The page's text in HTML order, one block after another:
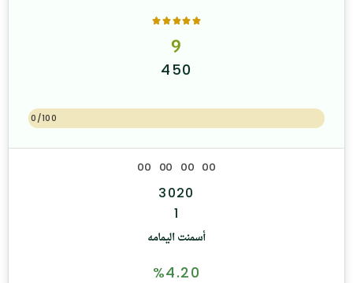
9
450
0/100
أسمنت اليمامه
%4.20
00 00 00 00
3020
1